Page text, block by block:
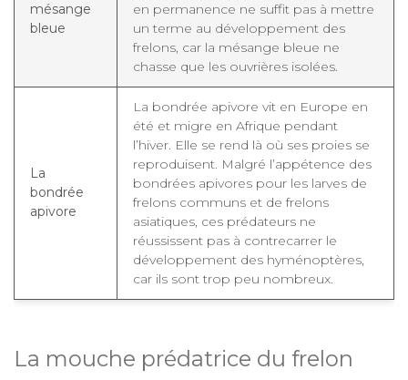
mésange
bleue
en permanence ne suffit pas à mettre
un terme au développement des
frelons, car la mésange bleue ne
chasse que les ouvrières isolées.
La
bondrée
apivore
La bondrée apivore vit en Europe en
été et migre en Afrique pendant
l’hiver. Elle se rend là où ses proies se
reproduisent. Malgré l’appétence des
bondrées apivores pour les larves de
frelons communs et de frelons
asiatiques, ces prédateurs ne
réussissent pas à contrecarrer le
développement des hyménoptères,
car ils sont trop peu nombreux.
La mouche prédatrice du frelon